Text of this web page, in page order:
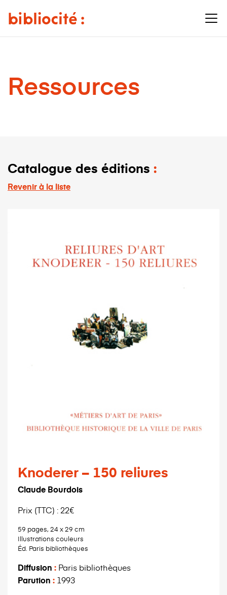
Ressources
Catalogue des éditions
Revenir à la liste
Knoderer – 150 reliures
Claude Bourdois
Prix (TTC) : 22€
59 pages, 24 x 29 cm
Illustrations couleurs
Éd. Paris bibliothèques
Diffusion : Paris bibliothèques
Parution : 1993